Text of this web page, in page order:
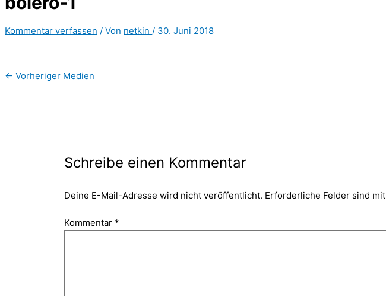
Kommentar verfassen / Von netkin / 30. Juni 2018
← Vorheriger Medien
Schreibe einen Kommentar
Deine E-Mail-Adresse wird nicht veröffentlicht. Erforderliche Felder sind mit
Kommentar *